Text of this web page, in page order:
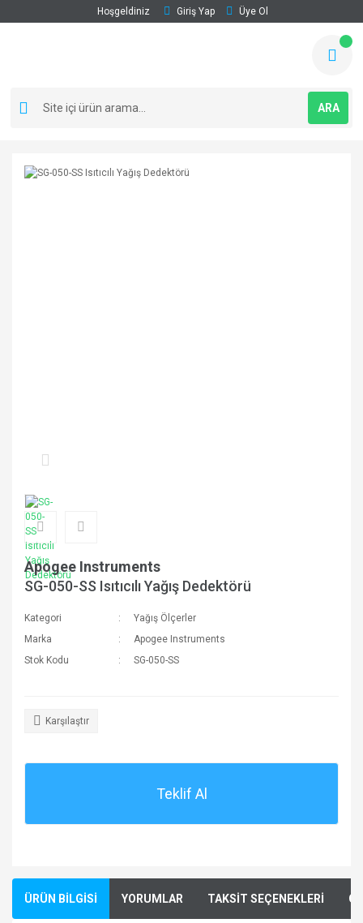
Hoşgeldiniz Giriş Yap Üye Ol
ARA
Apogee Instruments
SG-050-SS Isıtıcılı Yağış Dedektörü
Kategori
Yağış Ölçerler
Marka
Apogee Instruments
Stok Kodu
SG-050-SS
Karşılaştır
Teklif Al
ÜRÜN BİLGİSİ YORUMLAR TAKSİT SEÇENEKLERİ